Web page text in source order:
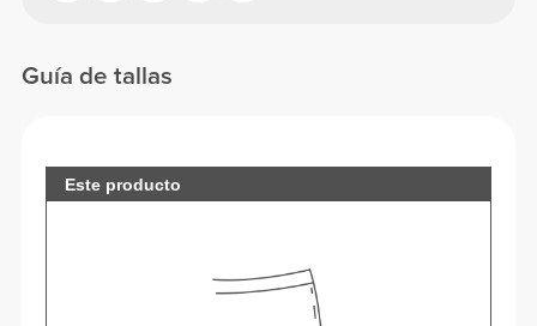
Guía de tallas
Este producto